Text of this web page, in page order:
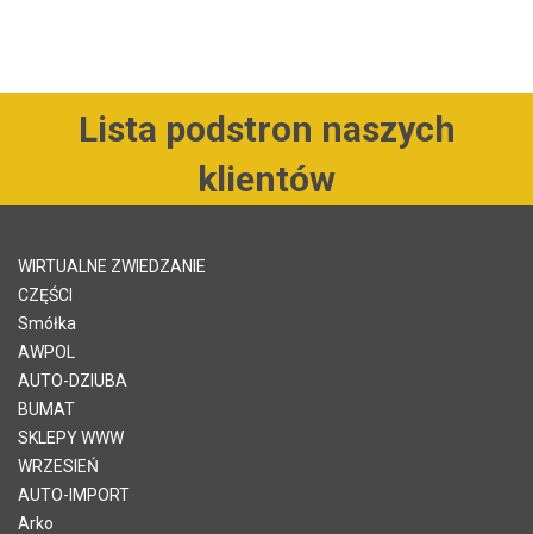
Lista podstron naszych
klientów
WIRTUALNE ZWIEDZANIE
CZĘŚCI
Smółka
AWPOL
AUTO-DZIUBA
BUMAT
SKLEPY WWW
WRZESIEŃ
AUTO-IMPORT
Arko